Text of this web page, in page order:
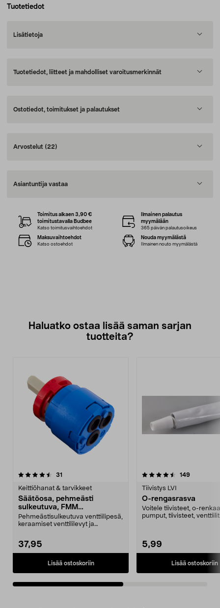
Tuotetiedot
Lisätietoja
Tuotetiedot, liitteet ja mahdolliset varoitusmerkinnät
Ostotiedot, toimitukset ja palautukset
Arvostelut (22)
Asiantuntija vastaa
Toimitus alkaen 3,90 €
toimitustavalla Budbee
Katso toimitusvaihtoehdot
Ilmainen palautus
myymälään
365 päivän palautusoikeus
Maksuvaihtoehdot
Katso ostoehdot
Nouda myymälästä
Ilmainen nouto myymälästä
Haluatko ostaa lisää saman sarjan
tuotteita?
31
Keittiöhanat & tarvikkeet
Säätöosa, pehmeästi
sulkeutuva, FMM
9000-/9000E-sarjan
yksiotesekoittimeen.
Pehmeästisulkeutuva venttiilipesä,
keraamiset venttililevyt ja
37,95
Lisää ostoskoriin
4.5viidestä
149arvostelut
Tiivistys LVI
O-rengasrasva
Voitele tiivisteet, o-
pumput, tiivisteet,
5,99
Lisää ostoskoriin
3.5viidestä